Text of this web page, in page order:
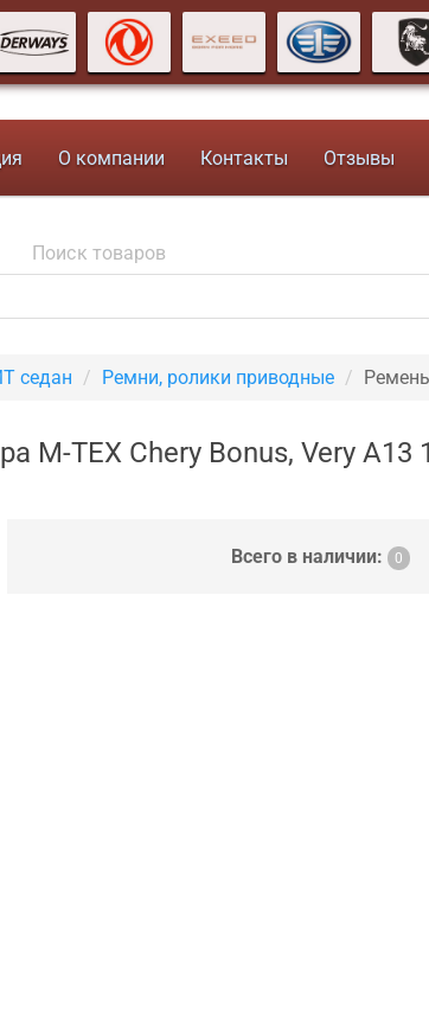
О компании Контакты Отзывы
седан Ремни, ролики приводные
M-TEX Chery Bonus, Very A13
Всего в наличии: 0